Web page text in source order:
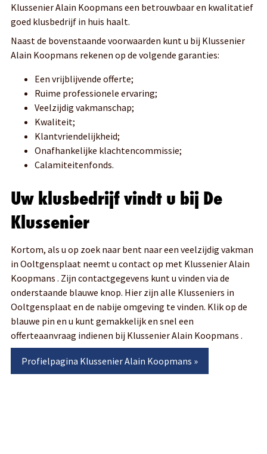
Klussenier Alain Koopmans een betrouwbaar en kwalitatief
goed klusbedrijf in huis haalt.
Naast de bovenstaande voorwaarden kunt u bij Klussenier
Alain Koopmans rekenen op de volgende garanties:
Een vrijblijvende offerte;
Ruime professionele ervaring;
Veelzijdig vakmanschap;
Kwaliteit;
Klantvriendelijkheid;
Onafhankelijke klachtencommissie;
Calamiteitenfonds.
Uw klusbedrijf vindt u bij De
Klussenier
Kortom, als u op zoek naar bent naar een veelzijdig vakman
in Ooltgensplaat neemt u contact op met Klussenier Alain
Koopmans . Zijn contactgegevens kunt u vinden via de
onderstaande blauwe knop. Hier zijn alle Klusseniers in
Ooltgensplaat en de nabije omgeving te vinden. Klik op de
blauwe pin en u kunt gemakkelijk en snel een
offerteaanvraag indienen bij Klussenier Alain Koopmans .
Profielpagina Klussenier Alain Koopmans »